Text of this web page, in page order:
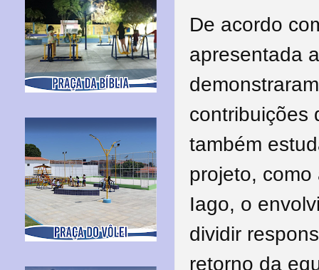
De acordo
apresentada
contribuições
também
projeto,
Iago, o
dividir
retorno da